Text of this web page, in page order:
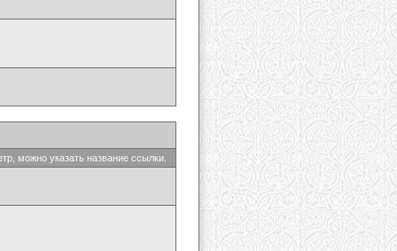
можно указать название ссылки.